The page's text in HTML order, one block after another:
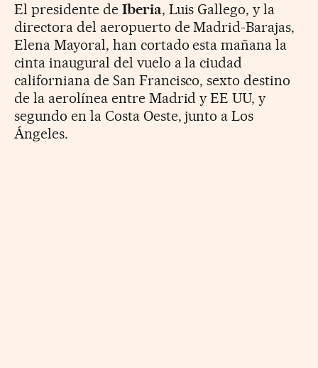
El presidente de Iberia, Luis Gallego, y la
directora del aeropuerto de Madrid-Barajas,
Elena Mayoral, han cortado esta mañana la
cinta inaugural del vuelo a la ciudad
californiana de San Francisco, sexto destino
de la aerolínea entre Madrid y EE UU, y
segundo en la Costa Oeste, junto a Los
Ángeles.